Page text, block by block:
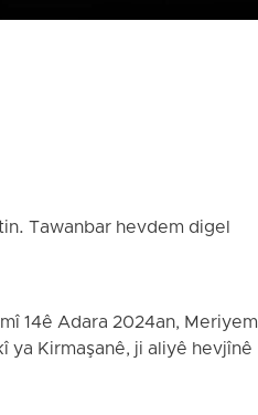
Tawanbar hevdem digel
14ê Adara 2024an, Meriyem
ya Kirmaşanê, ji aliyê hevjînê